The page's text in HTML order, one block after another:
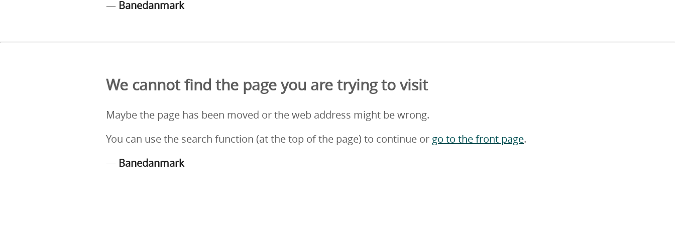
— Banedanmark
We cannot find the page you are trying to visit
Maybe the page has been moved or the web address might be wrong.
You can use the search function (at the top of the page) to continue or go to the front page.
— Banedanmark